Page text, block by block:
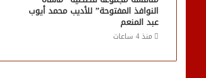
النوافذ المفتوحة” للأديب محمد أيوب
عبد المنعم
منذ 4 ساعات